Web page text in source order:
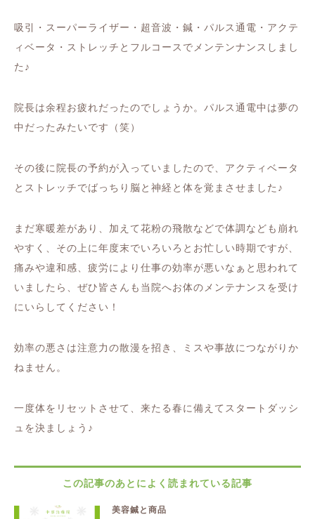
吸引・スーパーライザー・超音波・鍼・パルス通電・アクテ
ィベータ・ストレッチとフルコースでメンテンナンスしまし
た♪
院長は余程お疲れだったのでしょうか。パルス通電中は夢の
中だったみたいです（笑）
その後に院長の予約が入っていましたので、アクティベータ
とストレッチでばっちり脳と神経と体を覚まさせました♪
まだ寒暖差があり、加えて花粉の飛散などで体調なども崩れ
やすく、その上に年度末でいろいろとお忙しい時期ですが、
痛みや違和感、疲労により仕事の効率が悪いなぁと思われて
いましたら、ぜひ皆さんも当院へお体のメンテナンスを受け
にいらしてください！
効率の悪さは注意力の散漫を招き、ミスや事故につながりか
ねません。
一度体をリセットさせて、来たる春に備えてスタートダッシ
ュを決ましょう♪
この記事のあとによく読まれている記事
美容鍼と商品